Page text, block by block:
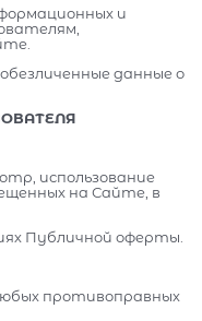
и
данные о
использование
на Сайте, в
Публичной оферты.
противоправных